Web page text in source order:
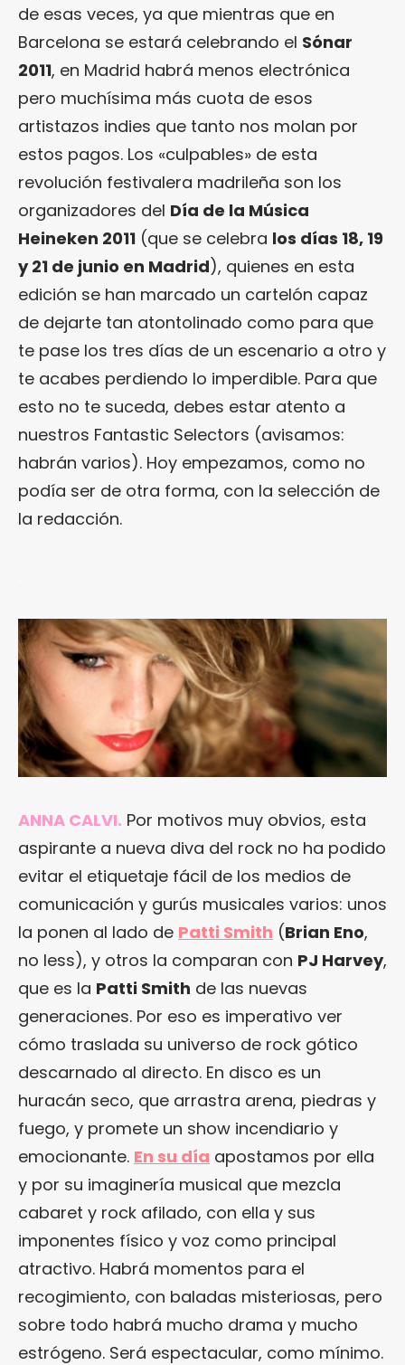
de esas veces, ya que mientras que en
Barcelona se estará celebrando el Sónar
2011, en Madrid habrá menos electrónica
pero muchísima más cuota de esos
artistazos indies que tanto nos molan por
estos pagos. Los «culpables» de esta
revolución festivalera madrileña son los
organizadores del Día de la Música
Heineken 2011 (que se celebra los días 18, 19
y 21 de junio en Madrid), quienes en esta
edición se han marcado un cartelón capaz
de dejarte tan atontolinado como para que
te pase los tres días de un escenario a otro y
te acabes perdiendo lo imperdible. Para que
esto no te suceda, debes estar atento a
nuestros Fantastic Selectors (avisamos:
habrán varios). Hoy empezamos, como no
podía ser de otra forma, con la selección de
la redacción.
ANNA CALVI. Por motivos muy obvios, esta
aspirante a nueva diva del rock no ha podido
evitar el etiquetaje fácil de los medios de
comunicación y gurús musicales varios: unos
la ponen al lado de Patti Smith (Brian Eno,
no less), y otros la comparan con PJ Harvey,
que es la Patti Smith de las nuevas
generaciones. Por eso es imperativo ver
cómo traslada su universo de rock gótico
descarnado al directo. En disco es un
huracán seco, que arrastra arena, piedras y
fuego, y promete un show incendiario y
emocionante. En su día apostamos por ella
y por su imaginería musical que mezcla
cabaret y rock afilado, con ella y sus
imponentes físico y voz como principal
atractivo. Habrá momentos para el
recogimiento, con baladas misteriosas, pero
sobre todo habrá mucho drama y mucho
estrógeno. Será espectacular, como mínimo.